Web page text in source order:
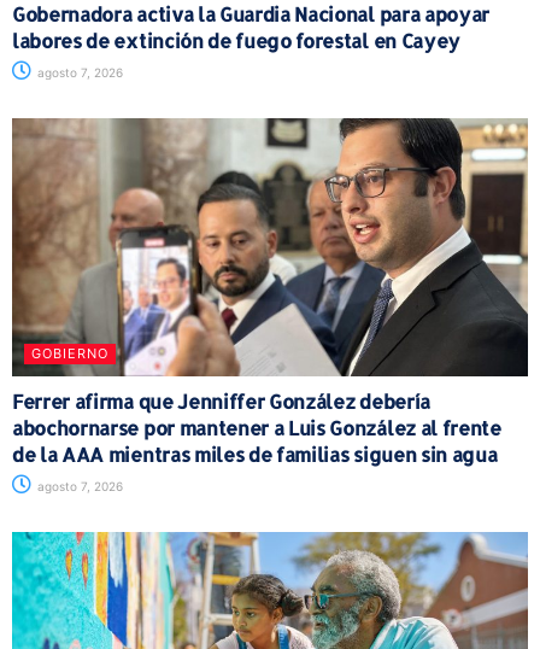
Gobernadora activa la Guardia Nacional para apoyar
labores de extinción de fuego forestal en Cayey
agosto 7, 2026
GOBIERNO
Ferrer afirma que Jenniffer González debería
abochornarse por mantener a Luis González al frente
de la AAA mientras miles de familias siguen sin agua
agosto 7, 2026